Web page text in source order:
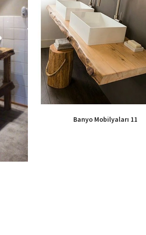
Banyo Mobilyaları 11